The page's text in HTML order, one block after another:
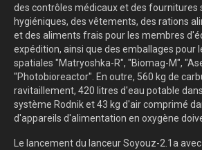
des contrôles médicaux et des fournitures
hygiéniques, des vêtements, des rations
et des aliments frais pour les membres
expédition, ainsi que des emballages pour
spatiales "Matryoshka-R", "Biomag-M",
"Photobioreactor". En outre, 560 kg de
ravitaillement, 420 litres d'eau potable
système Rodnik et 43 kg d'air comprimé
d'appareils d'alimentation en oxygène
Le lancement du lanceur Soyouz-2.1a